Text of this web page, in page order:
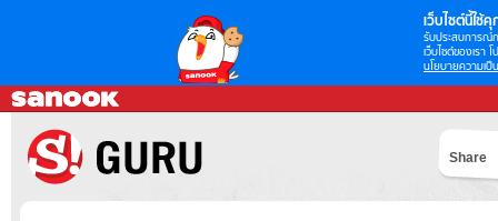
เว็บไซต์นี้ใช้คุ
รับประสบการณ์
เว็บไซต์ของเรา
นโยบายความเป็
Share